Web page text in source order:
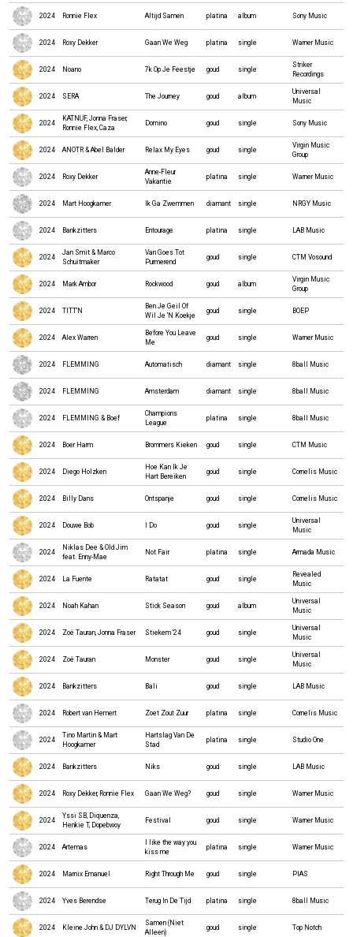
2024 Ronnie Flex Altijd Samen platina album Sony Music
2024 Roxy Dekker Gaan We Weg platina single Warner Music
2024 Noano 7k Op Je Feestje goud single
Striker
Recordings
2024 SERA The Journey goud album
Universal
Music
2024
KATNUF, Jonna Fraser,
Ronnie Flex, Caza
Domino goud single Sony Music
2024 ANOTR & Abel Balder Relax My Eyes goud single
Virgin Music
Group
2024 Roxy Dekker
Anne-Fleur
Vakantie
platina single Warner Music
2024 Mart Hoogkamer Ik Ga Zwemmen diamant single NRGY Music
2024 Bankzitters Entourage platina single LAB Music
2024
Jan Smit & Marco
Schuitmaker
Van Goes Tot
Purmerend
goud single CTM Vosound
2024 Mark Ambor Rockwood goud album
Virgin Music
Group
2024 TITT’N
Ben Je Geil Of
Wil Je 'N Koekje
goud single BOEP
2024 Alex Warren
Before You Leave
Me
goud single Warner Music
2024 FLEMMING Automatisch diamant single 8ball Music
2024 FLEMMING Amsterdam diamant single 8ball Music
2024 FLEMMING & Boef
Champions
League
platina single 8ball Music
2024 Boer Harm Brommers Kieken goud single CTM Music
2024 Diego Holzken
Hoe Kan Ik Je
Hart Bereiken
goud single Cornelis Music
2024 Billy Dans Ontspanje goud single Cornelis Music
2024 Douwe Bob I Do goud single
Universal
Music
2024
Niklas Dee & Old Jim
feat. Enny-Mae
Not Fair platina single Armada Music
2024 La Fuente Ratatat goud single
Revealed
Music
2024 Noah Kahan Stick Season goud album
Universal
Music
2024 Zoë Tauran, Jonna Fraser Stiekem '24 goud single
Universal
Music
2024 Zoë Tauran Monster goud single
Universal
Music
2024 Bankzitters Bali goud single LAB Music
2024 Robert van Hemert Zoet Zout Zuur platina single Cornelis Music
2024
Tino Martin & Mart
Hoogkamer
Hartslag Van De
Stad
platina single Studio One
2024 Bankzitters Niks goud single LAB Music
2024 Roxy Dekker, Ronnie Flex Gaan We Weg? goud single Warner Music
2024
Yssi SB, Diquenza,
Henkie T, Dopebwoy
Festival goud single Warner Music
2024 Artemas
I like the way you
kiss me
platina single Warner Music
2024 Marnix Emanuel Right Through Me goud single PIAS
2024 Yves Berendse Terug In De Tijd platina single 8ball Music
2024 Kleine John & DJ DYLVN
Samen (Niet
Alleen)
goud single Top Notch